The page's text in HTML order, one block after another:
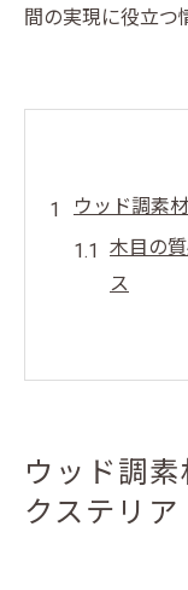
間の実現に役立つ
ウッド調素
木目の
ス
ウッド
徴
木目を
ウッド調
クステリア